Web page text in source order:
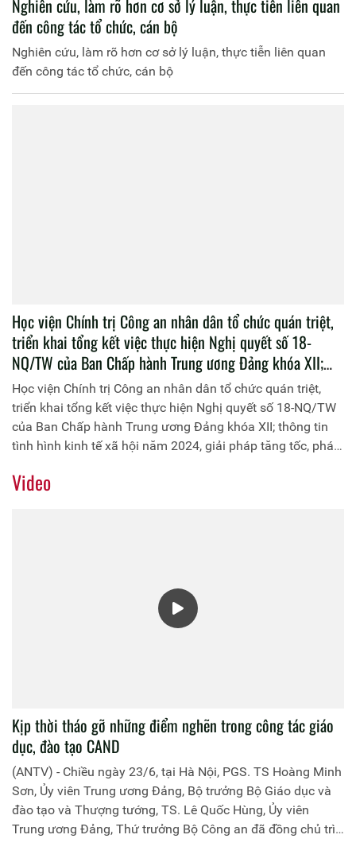
Nghiên cứu, làm rõ hơn cơ sở lý luận, thực tiễn liên quan
đến công tác tổ chức, cán bộ
Nghiên cứu, làm rõ hơn cơ sở lý luận, thực tiễn liên quan
đến công tác tổ chức, cán bộ
Học viện Chính trị Công an nhân dân tổ chức quán triệt,
triển khai tổng kết việc thực hiện Nghị quyết số 18-
NQ/TW của Ban Chấp hành Trung ương Đảng khóa XII;
thông tin tình hình kinh tế xã hội năm 2024, giải pháp
tăng tốc, phát triển kinh tế năm 2025 và tháo gỡ những
điểm nghẽn, nút thắt về thể chế
Học viện Chính trị Công an nhân dân tổ chức quán triệt,
triển khai tổng kết việc thực hiện Nghị quyết số 18-NQ/TW
của Ban Chấp hành Trung ương Đảng khóa XII; thông tin
tình hình kinh tế xã hội năm 2024, giải pháp tăng tốc, phát
thắt về thể chế
Video
Kịp thời tháo gỡ những điểm nghẽn trong công tác giáo
dục, đào tạo CAND
(ANTV) - Chiều ngày 23/6, tại Hà Nội, PGS. TS Hoàng Minh
Sơn, Ủy viên Trung ương Đảng, Bộ trưởng Bộ Giáo dục và
đào tạo và Thượng tướng, TS. Lê Quốc Hùng, Ủy viên
Trung ương Đảng, Thứ trưởng Bộ Công an đã đồng chủ trì